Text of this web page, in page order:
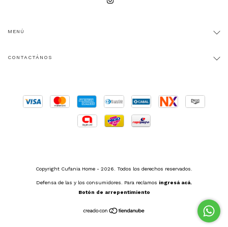
MENÚ
CONTACTÁNOS
Copyright Cufania Home - 2026. Todos los derechos reservados.
Defensa de las y los consumidores. Para reclamos ingresá acá.
Botón de arrepentimiento